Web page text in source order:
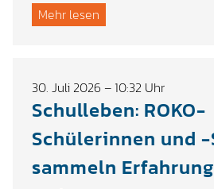
Mehr lesen
30. Juli 2026 – 10:32 Uhr
Schulleben: ROKO-
Schülerinnen und
sammeln